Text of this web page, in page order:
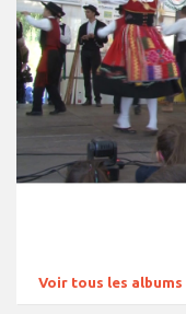
Voir tous les albums